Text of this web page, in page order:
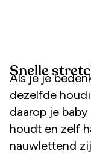
Snelle
Als je je bedenkt dat je een paar uur per dag in
dezelfde
daarop je
houdt en zelf
nauwlettend